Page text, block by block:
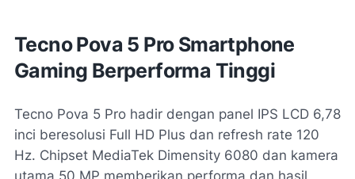
Tecno Pova 5 Pro Smartphone
Gaming Berperforma Tinggi
Tecno Pova 5 Pro hadir dengan panel IPS LCD 6,78
inci beresolusi Full HD Plus dan refresh rate 120
Hz. Chipset MediaTek Dimensity 6080 dan kamera
utama 50 MP memberikan performa dan hasil